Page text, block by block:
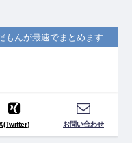
もんが最速でまとめます
お問い合わせ